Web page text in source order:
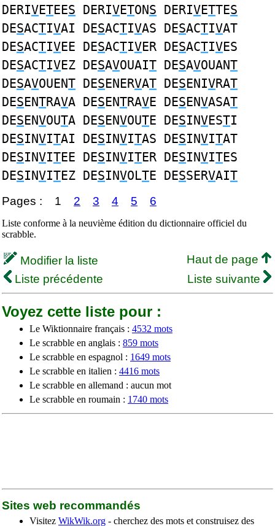
DERIVETEES DERIVETONS DERIVETTES
DESACTIVAI DESACTIVAS DESACTIVAT
DESACTIVEE DESACTIVER DESACTIVES
DESACTIVEZ DESAVOUAIT DESAVOUANT
DESAVOUENT DESENERVAT DESENIVRAT
DESENTRAVA DESENTRAVE DESENVASAT
DESENVOUTA DESENVOUTE DESINVESTI
DESINVITAI DESINVITAS DESINVITAT
DESINVITEE DESINVITER DESINVITES
DESINVITEZ DESINVOLTE DESSERVAIT
Pages : 1 2 3 4 5 6
Liste conforme à la neuvième édition du dictionnaire officiel du
scrabble.
Modifier la liste
Haut de page
Liste précédente
Liste suivante
Voyez cette liste pour :
Le Wiktionnaire français : 4532 mots
Le scrabble en anglais : 859 mots
Le scrabble en espagnol : 1649 mots
Le scrabble en italien : 4416 mots
Le scrabble en allemand : aucun mot
Le scrabble en roumain : 1740 mots
Sites web recommandés
Visitez WikWik.org - cherchez des mots et construisez des